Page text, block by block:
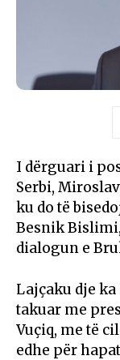
I dërguari i
Serbi,
ku do të
Besnik
dialogun e
Lajçaku dje ka
takuar me
Vuçiq, me të
edhe për